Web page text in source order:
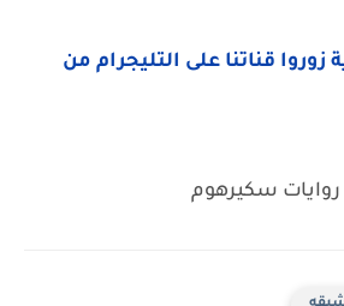
زوروا قناتنا على التليجرام من
روايات سكيرهوم